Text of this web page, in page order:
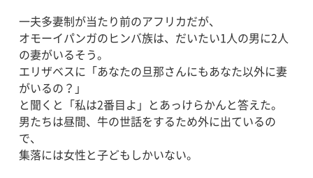
一夫多妻制が当たり前のアフリカだが、
オモーイパンガのヒンバ族は、だいたい1人の男に2人
の妻がいるそう。
エリザベスに「あなたの旦那さんにもあなた以外に妻
がいるの？」
と聞くと「私は2番目よ」とあっけらかんと答えた。
男たちは昼間、牛の世話をするため外に出ているの
で、
集落には女性と子どもしかいない。